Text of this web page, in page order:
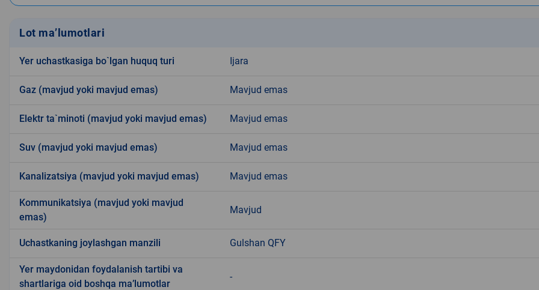
Lot ma’lumotlari
Yer uchastkasiga bo`lgan huquq turi Ijara
Gaz (mavjud yoki mavjud emas) Mavjud emas
Elektr ta`minoti (mavjud yoki mavjud emas) Mavjud emas
Suv (mavjud yoki mavjud emas) Mavjud emas
Kanalizatsiya (mavjud yoki mavjud emas) Mavjud emas
Kommunikatsiya (mavjud yoki mavjud
emas)
Mavjud
Uchastkaning joylashgan manzili Gulshan QFY
Yer maydonidan foydalanish tartibi va
shartlariga oid boshqa ma’lumotlar
-